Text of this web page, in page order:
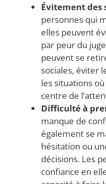
Évitement des
personnes qui
elles peuvent
par peur du
peuvent se
sociales, éviter
les situations
centre de
Difficulté à
manque de
également se
hésitation ou
décisions. Les
confiance en